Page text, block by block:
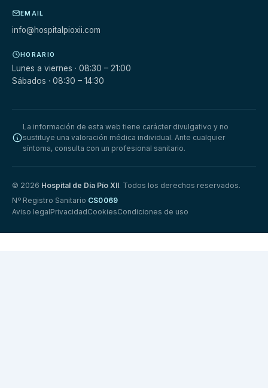
EMAIL
info@hospitalpioxii.com
HORARIO
Lunes a viernes · 08:30 – 21:00
Sábados · 08:30 – 14:30
La información de esta web tiene carácter divulgativo y no
sustituye una valoración médica individual. Ante cualquier
síntoma, consulta con un profesional sanitario.
© 2026 Hospital de Día Pío XII. Todos los derechos reservados.
Nº Registro Sanitario CS0069
Aviso legalPrivacidadCookiesCondiciones de uso